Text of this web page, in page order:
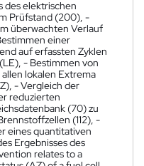
des elektrischen
Prüfstand (200), -
überwachten Verlauf
einer
auf erfassten Zyklen
- Bestimmen von
lokalen Extrema
- Vergleich der
reduzierten
(70) zu
(112), -
eines quantitativen
Ergebnisses des
relates to a